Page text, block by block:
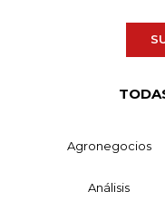
Agronegocios
Análisis